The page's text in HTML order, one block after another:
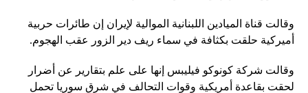
وقالت قناة الميادين اللبنانية الموالية لإيران إن طائرات حربية
أميركية حلقت بكثافة في سماء ريف دير الزور عقب الهجوم.
وقالت شركة كونوكو فيليبس إنها على علم بتقارير عن أضرار
لحقت بقاعدة أمريكية وقوات التحالف في شرق سوريا تحمل